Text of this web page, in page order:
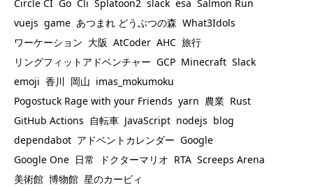
Circle CI Go Cli Splatoon2 slack esa Salmon Run
vuejs game あつまれ どうぶつの森 What3Idols
ワーケーション 大阪 AtCoder AHC 旅行
リングフィットアドベンチャー GCP Minecraft Slack
emoji 香川 岡山 imas_mokumoku
Pogostuck Rage with your Friends yarn 農業 Rust
GitHub Actions 自転車 JavaScript nodejs blog
dependabot アドベントカレンダー Google
Google One 日常 ドクターマリオ RTA Screeps Arena
美術館 博物館 星のカービィ